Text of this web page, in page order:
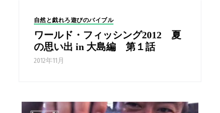
自然と戯れろ遊びのバイブル
ワールド・フィッシング2012 夏
の思い出 in 大島編 第１話
2012年11月